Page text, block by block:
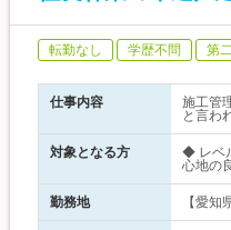
転勤なし 学歴不問 第
仕事内容
施工管
と言わ
対象となる方
◆ レベ
心地の
勤務地 【愛